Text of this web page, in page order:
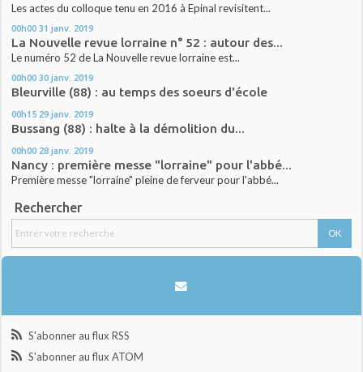
Les actes du colloque tenu en 2016 à Epinal revisitent...
00h00 31 janv. 2019
La Nouvelle revue lorraine n° 52 : autour des...
Le numéro 52 de La Nouvelle revue lorraine est...
00h00 30 janv. 2019
Bleurville (88) : au temps des soeurs d'école
00h15 29 janv. 2019
Bussang (88) : halte à la démolition du...
00h00 28 janv. 2019
Nancy : première messe "lorraine" pour l'abbé...
Première messe "lorraine" pleine de ferveur pour l'abbé...
Rechercher
S'abonner au flux RSS
S'abonner au flux ATOM